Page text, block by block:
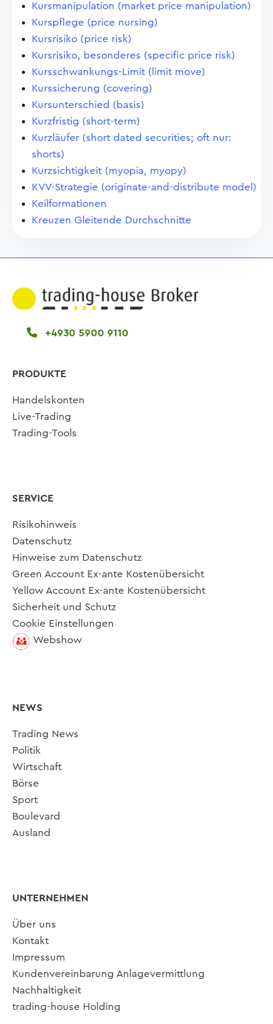
Kursmanipulation (market price manipulation)
Kurspflege (price nursing)
Kursrisiko (price risk)
Kursrisiko, besonderes (specific price risk)
Kursschwankungs-Limit (limit move)
Kurssicherung (covering)
Kursunterschied (basis)
Kurzfristig (short-term)
Kurzläufer (short dated securities; oft nur:
shorts)
Kurzsichtigkeit (myopia, myopy)
KVV-Strategie (originate-and-distribute model)
Keilformationen
Kreuzen Gleitende Durchschnitte
+4930 5900 9110
PRODUKTE
Handelskonten
Live-Trading
Trading-Tools
SERVICE
Risikohinweis
Datenschutz
Hinweise zum Datenschutz
Green Account Ex-ante Kostenübersicht
Yellow Account Ex-ante Kostenübersicht
Sicherheit und Schutz
Cookie Einstellungen
Webshow
NEWS
Trading News
Politik
Wirtschaft
Börse
Sport
Boulevard
Ausland
UNTERNEHMEN
Über uns
Kontakt
Impressum
Kundenvereinbarung Anlagevermittlung
Nachhaltigkeit
trading-house Holding